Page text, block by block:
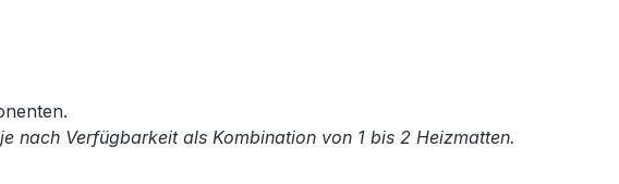
nach Verfügbarkeit als Kombination von 1 bis 2 Heizmatten.